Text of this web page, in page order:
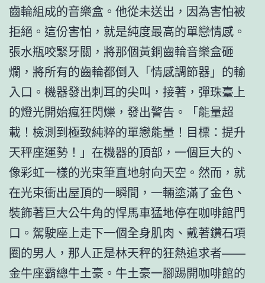
齒輪組成的音樂盒。他從未送出，因為害怕被
拒絕。這份害怕，就是純度最高的單戀情感。
張水瓶咬緊牙關，將那個黃銅齒輪音樂盒砸
爛，將所有的齒輪都倒入「情感調節器」的輸
入口。機器發出刺耳的尖叫，接著，彈珠臺上
的燈光開始瘋狂閃爍，發出警告。「能量超
載！檢測到極致純粹的單戀能量！目標：提升
天秤座運勢！」在機器的頂部，一個巨大的、
像彩虹一樣的光束筆直地射向天空。然而，就
在光束衝出屋頂的一瞬間，一輛塗滿了金色、
裝飾著巨大公牛角的悍馬車猛地停在咖啡館門
口。駕駛座上走下一個全身肌肉、戴著鑽石項
圈的男人，那人正是林天秤的狂熱追求者——
金牛座霸總牛土豪。牛土豪一腳踢開咖啡館的